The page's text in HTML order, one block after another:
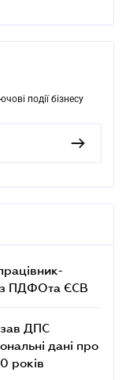
події бізнесу
з ПДФОта ЄСВ
ДПС
дані про
років